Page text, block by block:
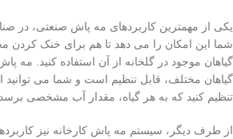
یکی از مهمترین کاربردهای مه پاش صنعتی، در
شما این امکان را می دهد تا هم برای خنک کردن
گیاهان موجود در گلخانه از آن استفاده کنید. مه
گیاهان مختلف، قابل تنظیم است و شما می توانید
تنظیم کنید که به هر گیاه، مقدار آب مشخصی برسد.
از طرف دیگر، سیستم مه پاش کارخانه نیز